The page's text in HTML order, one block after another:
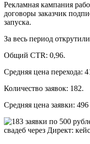
Рекламная кампания
договоры заказчик
запуска.
За весь период
Общий CTR: 0,96.
Средняя цена перехода:
Количество заявок: 182.
Средняя цена заявки: